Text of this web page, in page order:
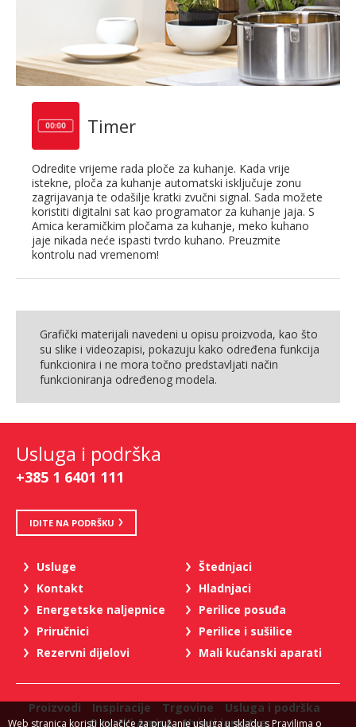
Timer
Odredite vrijeme rada ploče za kuhanje. Kada vrije
istekne, ploča za kuhanje automatski isključuje zonu
zagrijavanja te odašilje kratki zvučni signal. Sada možete
koristiti digitalni sat kao programator za kuhanje jaja. S
Amica keramičkim pločama za kuhanje, meko kuhano
jaje nikada neće ispasti tvrdo kuhano. Preuzmite
kontrolu nad vremenom!
Grafički materijali navedeni u opisu proizvoda, kao što
su slike i videozapisi, pokazuju kako određena funkcija
funkcionira i ne mora točno predstavljati način
funkcioniranja određenog modela.
Usluga i podrška
+385 1 6401 111
IDITE NA PODRŠKU
Usluge
Kontakt
Energetske naljepnice
Priručnici
Rezervni dijelovi
Štednjaci
Hladnjaci
Perilice posuđa
Perilice i sušilice
Mali kućanski aparati
Proizvodi Inspiracije Trgovine
Usluga i podrška
O tvrtki Amica
Uvjeti jamstva
Web stranica koristi kolačiće za pružanje usluga u skladu s Pravilima o